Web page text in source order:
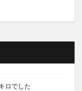
ロでした